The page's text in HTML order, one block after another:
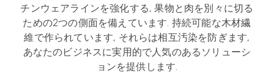
チンウェアラインを強化する, 果物と肉を別々に切る
ための2つの側面を備えています. 持続可能な木材繊
維で作られています, それらは相互汚染を防ぎます,
あなたのビジネスに実用的で人気のあるソリューシ
ョンを提供します.